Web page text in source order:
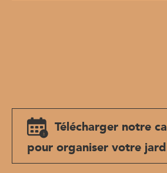
Télécharger notre
pour organiser votre